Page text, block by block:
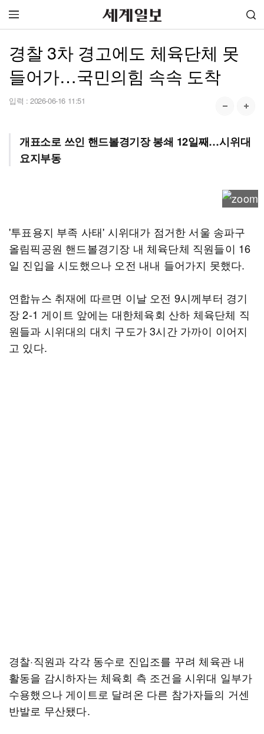
경찰 3차 경고에도 체육단체 못
들어가…국민의힘 속속 도착
입력 : 2026-06-16 11:51
개표소로 쓰인 핸드볼경기장 봉쇄 12일째…시위대
요지부동
'투표용지 부족 사태' 시위대가 점거한 서울 송파구
올림픽공원 핸드볼경기장 내 체육단체 직원들이 16
일 진입을 시도했으나 오전 내내 들어가지 못했다.
연합뉴스 취재에 따르면 이날 오전 9시께부터 경기
장 2-1 게이트 앞에는 대한체육회 산하 체육단체 직
원들과 시위대의 대치 구도가 3시간 가까이 이어지
고 있다.
경찰·직원과 각각 동수로 진입조를 꾸려 체육관 내
활동을 감시하자는 체육회 측 조건을 시위대 일부가
수용했으나 게이트로 달려온 다른 참가자들의 거센
반발로 무산됐다.